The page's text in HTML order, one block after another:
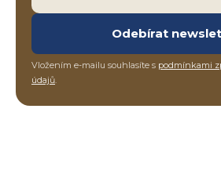
Odebírat
Vložením e-mailu souhlasíte s podmínkami
údajů.